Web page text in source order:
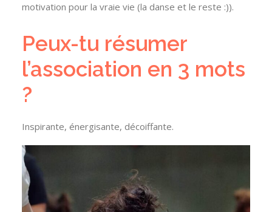
motivation pour la vraie vie (la danse et le reste :)).
Peux-tu résumer
l’association en 3 mots
?
Inspirante, énergisante, décoiffante.